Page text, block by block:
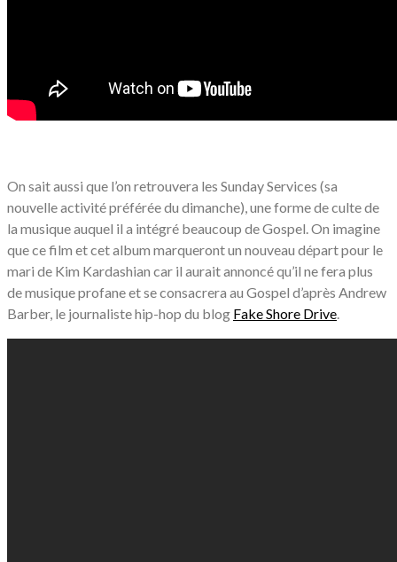
On sait aussi que l’on retrouvera les Sunday Services (sa
nouvelle activité préférée du dimanche), une forme de culte de
la musique auquel il a intégré beaucoup de Gospel. On imagine
que ce film et cet album marqueront un nouveau départ pour le
mari de Kim Kardashian car il aurait annoncé qu’il ne fera plus
de musique profane et se consacrera au Gospel d’après Andrew
Barber, le journaliste hip-hop du blog Fake Shore Drive.